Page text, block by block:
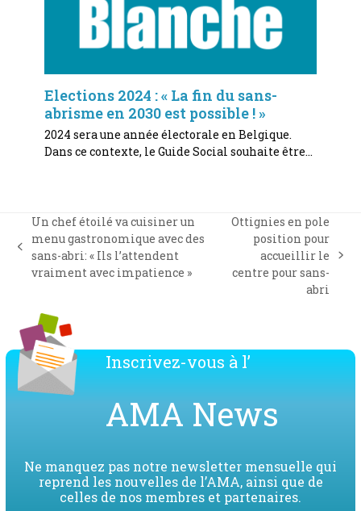
Elections 2024 : « La fin du sans-
abrisme en 2030 est possible ! »
2024 sera une année électorale en Belgique.
Dans ce contexte, le Guide Social souhaite être…
previous
post:
Un chef étoilé va cuisiner un
menu gastronomique avec des
sans-abri: « Ils l’attendent
vraiment avec impatience »
post:
Ottignies en pole
position pour
accueillir le
centre pour sans-
abri
Inscrivez-vous à l’
AMA News
Ne manquez pas notre newsletter mensuelle qui
reprend les nouvelles de l’AMA, ainsi que de
celles de nos membres et partenaires.